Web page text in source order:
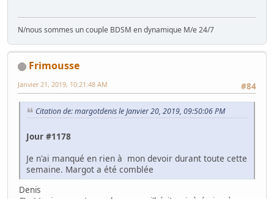
N/nous sommes un couple BDSM en dynamique M/e 24/7
Frimousse
#84
Janvier 21, 2019, 10:21:48 AM
Citation de: margotdenis le Janvier 20, 2019, 09:50:06 PM
Jour #1178
Je n'ai manqué en rien à mon devoir durant toute cette
semaine. Margot a été comblée
Denis